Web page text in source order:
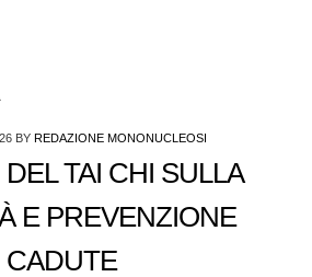
BY REDAZIONE MONONUCLEOSI
TAI CHI SULLA
E PREVENZIONE
CADUTE